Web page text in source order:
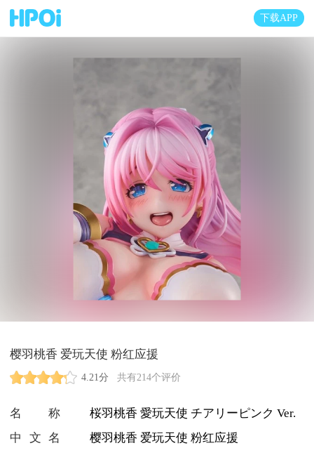
下载APP
樱羽桃香 爱玩天使 粉红应援
4.21分 共有214个评价
名称
桜羽桃香 愛玩天使 チアリーピンク Ver.
中文名
樱羽桃香 爱玩天使 粉红应援